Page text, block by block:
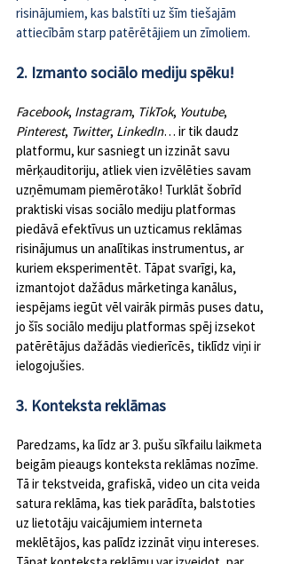
risinājumiem, kas balstīti uz šīm tiešajām
attiecībām starp patērētājiem un zīmoliem.
2. Izmanto sociālo mediju spēku!
Facebook, Instagram, TikTok, Youtube,
Pinterest, Twitter, LinkedIn… ir tik daudz
platformu, kur sasniegt un izzināt savu
mērķauditoriju, atliek vien izvēlēties savam
uzņēmumam piemērotāko! Turklāt šobrīd
praktiski visas sociālo mediju platformas
piedāvā efektīvus un uzticamus reklāmas
risinājumus un analītikas instrumentus, ar
kuriem eksperimentēt. Tāpat svarīgi, ka,
izmantojot dažādus mārketinga kanālus,
iespējams iegūt vēl vairāk pirmās puses datu,
jo šīs sociālo mediju platformas spēj izsekot
patērētājus dažādās viedierīcēs, tiklīdz viņi ir
ielogojušies.
3. Konteksta reklāmas
Paredzams, ka līdz ar 3. pušu sīkfailu laikmeta
beigām pieaugs konteksta reklāmas nozīme.
Tā ir tekstveida, grafiskā, video un cita veida
satura reklāma, kas tiek parādīta, balstoties
uz lietotāju vaicājumiem interneta
meklētājos, kas palīdz izzināt viņu intereses.